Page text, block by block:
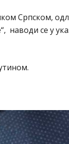
Српском,
се у